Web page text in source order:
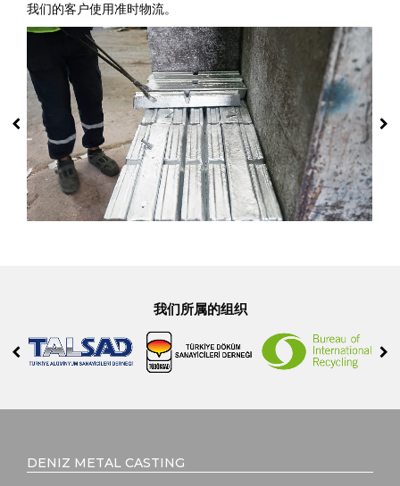
我们的客户使用准时物流。
我们所属的组织
DENIZ METAL CASTING